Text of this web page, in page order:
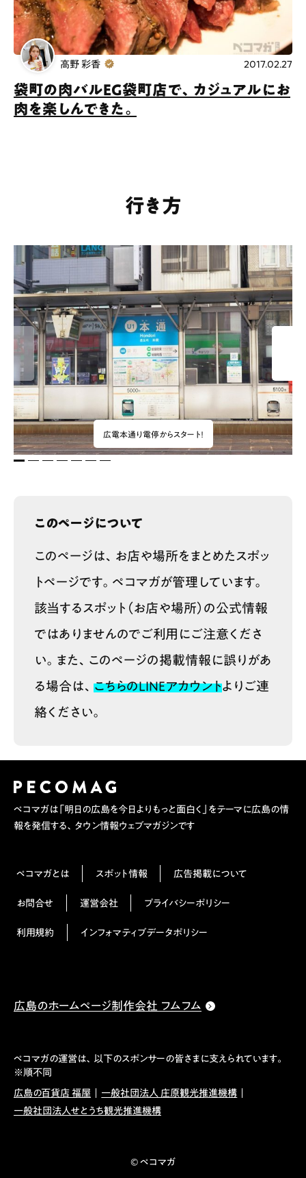
袋町の肉バルEG袋町店で、カジュアルにお
肉を楽しんできた。
高野 彩香 2017.02.27
行き方
広電本通り電停からスタート！
1
このページについて
このページは、お店や場所をまとめたスポッ
トページです。ペコマガが管理しています。
該当するスポット（お店や場所）の公式情報
ではありませんのでご利用にご注意くださ
い。また、このページの掲載情報に誤りがあ
る場合は、 こちらのLINEアカウントよりご連
絡ください。
ペコマガは「明日の広島を今日よりもっと面白く」をテーマに広島の情
報を発信する、タウン情報ウェブマガジンです
ペコマガとは スポット情報 広告掲載について
お問合せ 運営会社 プライバシーポリシー
利用規約 インフォマティブデータポリシー
広島のホームページ制作会社 フムフム
ペコマガの運営は、以下のスポンサーの皆さまに支えられています。
※順不同
広島の百貨店 福屋
一般社団法人 庄原観光推進機構
一般社団法人せとうち観光推進機構
© ペコマガ